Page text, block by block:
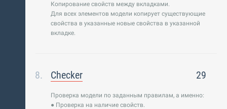
Копирование свойств между вкладками.
Для всех элементов модели копирует существующие
свойства в указанные новые свойства в указанной
вкладке.
Checker 29
Проверка модели по заданным правилам, а именно:
● Проверка на наличие свойств.